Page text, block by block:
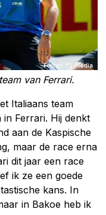
van Ferrari.
Italiaans team
Ferrari. Hij denkt
aan de Kaspische
maar de race erna
dit jaar een race
ik ze een goede
kans. In
in Bakoe heb ik